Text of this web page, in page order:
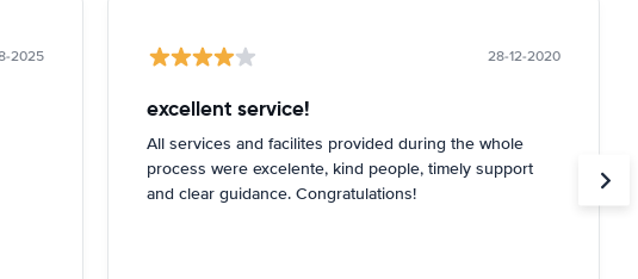
2025 28-12-2020
excellent service!
All services and facilites provided during the whole
process were excelente, kind people, timely support
and clear guidance. Congratulations!